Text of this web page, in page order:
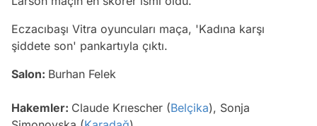
Eczacıbaşı Vitra oyuncuları maça, 'Kadına karşı
şiddete son' pankartıyla çıktı.
Salon: Burhan Felek
Hakemler: Claude Krıescher (Belçika), Sonja